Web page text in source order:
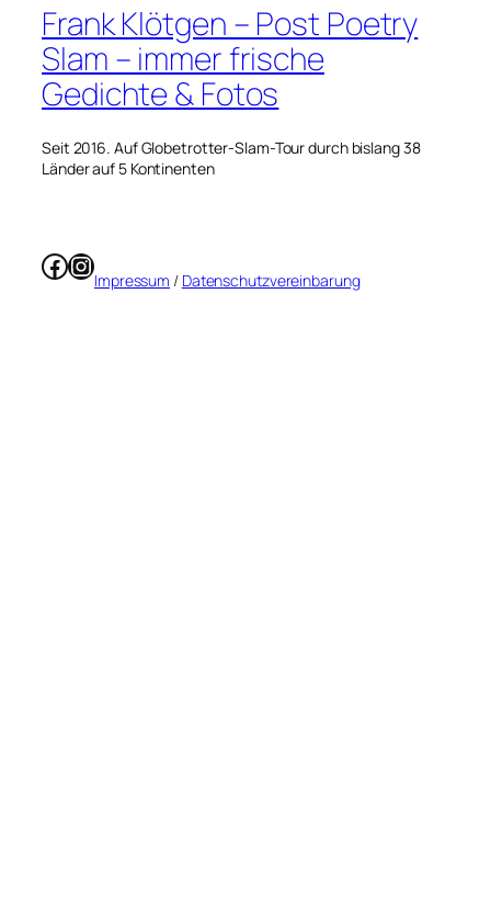
Frank Klötgen – Post Poetry
Slam – immer frische
Gedichte & Fotos
Seit 2016. Auf Globetrotter-Slam-Tour durch bislang 38
Länder auf 5 Kontinenten
Facebook
Instagram
Impressum / Datenschutzvereinbarung